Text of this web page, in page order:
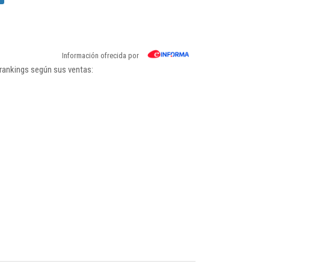
Información ofrecida por
según sus ventas: